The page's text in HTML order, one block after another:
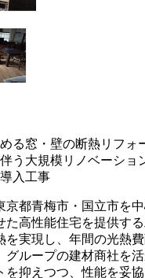
る窓・壁の断熱リフォ
う大規模リノベーショ
入工事
京都青梅市・国立市を
た高性能住宅を提供す
を実現し、年間の光熱
グループの建材商社を
を抑えつつ、性能を妥